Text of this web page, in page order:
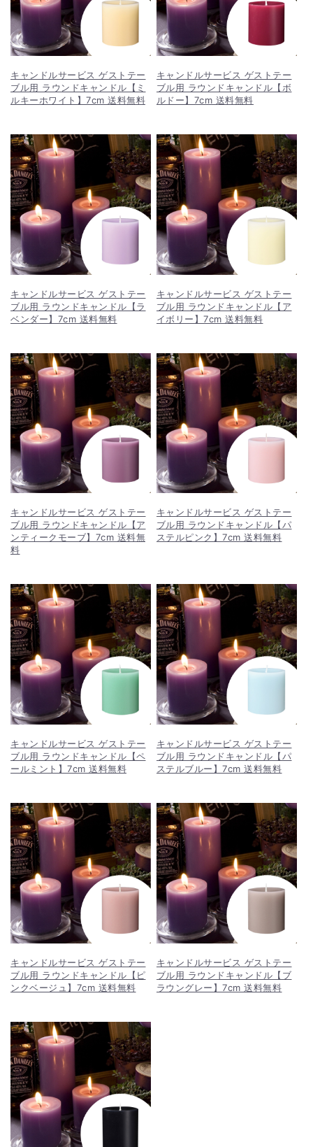
キャンドルサービス ゲストテー
ブル用 ラウンドキャンドル【ミ
ルキーホワイト】7cm 送料無料
キャンドルサービス ゲストテー
ブル用 ラウンドキャンドル【ボ
ルドー】7cm 送料無料
キャンドルサービス ゲストテー
ブル用 ラウンドキャンドル【ラ
ベンダー】7cm 送料無料
キャンドルサービス ゲストテー
ブル用 ラウンドキャンドル【ア
イボリー】7cm 送料無料
キャンドルサービス ゲストテー
ブル用 ラウンドキャンドル【ア
ンティークモーブ】7cm 送料無
料
キャンドルサービス ゲストテー
ブル用 ラウンドキャンドル【パ
ステルピンク】7cm 送料無料
キャンドルサービス ゲストテー
ブル用 ラウンドキャンドル【ペ
ールミント】7cm 送料無料
キャンドルサービス ゲストテー
ブル用 ラウンドキャンドル【パ
ステルブルー】7cm 送料無料
キャンドルサービス ゲストテー
ブル用 ラウンドキャンドル【ピ
ンクベージュ】7cm 送料無料
キャンドルサービス ゲストテー
ブル用 ラウンドキャンドル【ブ
ラウングレー】7cm 送料無料